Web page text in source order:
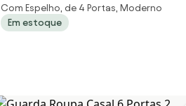
Gavetas Lord D02 Amendola Touch -
Mp
Com Espelho, de 4 Portas, Moderno
Em estoque